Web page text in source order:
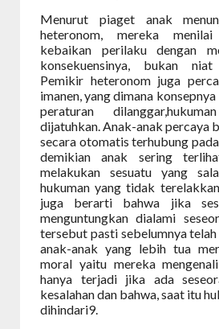
Menurut piaget anak
heteronom, mereka
kebaikan perilaku dengan
konsekuensinya, bukan
Pemikir heteronom juga
imanen, yang dimana
peraturan
dijatuhkan. Anak-anak percaya
secara otomatis terhubung
demikian anak sering
melakukan sesuatu yang
hukuman yang tidak
juga berarti bahwa jika
menguntungkan dialami
tersebut pasti sebelumnya
anak-anak yang lebih tua
moral yaitu mereka
hanya terjadi jika ada
kesalahan dan bahwa, saat itu
dihindari9.